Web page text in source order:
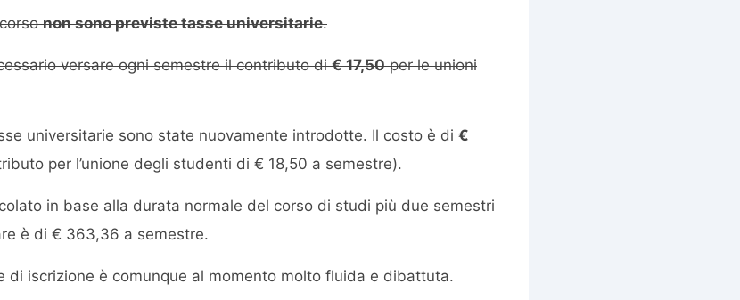
non sono previste tasse universitarie.
versare ogni semestre il contributo di€ 17,50per le unioni
universitarie sono state nuovamente introdotte. Il costo è di €
per l’unione degli studenti di € 18,50 a semestre).
in base alla durata normale del corso di studi più due semestri
è di € 363,36 a semestre.
di iscrizione è comunque al momento molto fluida e dibattuta.